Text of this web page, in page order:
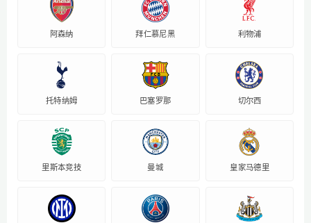
阿森纳 拜仁慕尼黑 利物浦
托特纳姆 巴塞罗那 切尔西
里斯本竞技 曼城 皇家马德里